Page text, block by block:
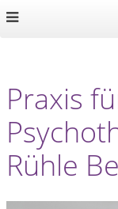
Praxis
Rühle